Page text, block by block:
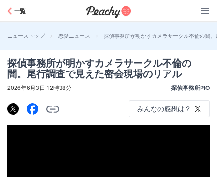
一覧
ニューストップ > 恋愛ニュース > 探偵事務所が明かすカメラサークル不倫の闇
探偵事務所が明かすカメラサークル不倫の
闇。尾行調査で見えた密会現場のリアル
2026年6月3日 12時38分 探偵事務所PIO
みんなの感想は？